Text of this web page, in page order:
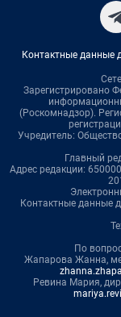
Контактные данные
Зарегистрировано
(Роскомнадзор).
Учредитель:
Главный
Адрес редакции:
Контактные данные
По
Жапарова Жанна,
Ревина Мария,